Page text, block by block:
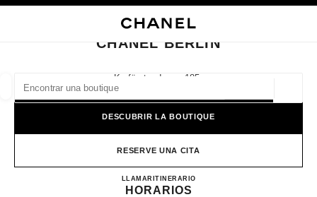
las sugerencias se muestran debajo de esta barra de búsqueda
0 Sugerencias disponibles
CERRAR TARJETA DE BOUTIQUE CHANEL BERLIN
CHANEL BERLIN
Kurfürstendamm 185,
DESCUBRIR LA BOUTIQUE
RESERVE UNA CITA
LLAMAR+49 03088708280
ITINERARIOCHANEL BERLIN
HORARIOS
resultado de los filtros por:
GAFAS RELOJERÍA Y JOYERÍA